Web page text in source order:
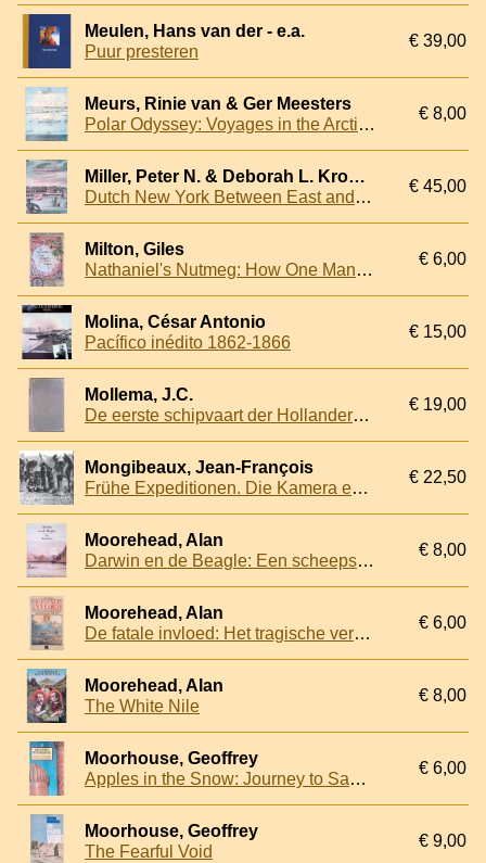
Meulen, Hans van der - e.a.
Puur presteren
€ 39,00
Meurs, Rinie van & Ger Meesters
Polar Odyssey: Voyages in the Arctic and Antarctic
€ 8,00
Miller, Peter N. & Deborah L. Krohn & Marybeth De Filippis
Dutch New York Between East and West: The World of Margrieta Van Varick
€ 45,00
Milton, Giles
Nathaniel's Nutmeg: How One Man's Courage Changed the Course of History
€ 6,00
Molina, César Antonio
Pacífico inédito 1862-1866
€ 15,00
Mollema, J.C.
De eerste schipvaart der Hollanders naar Oost-Indië 1595-1597
€ 19,00
Mongibeaux, Jean-François
Frühe Expeditionen. Die Kamera entdeckt die Welt
€ 22,50
Moorehead, Alan
Darwin en de Beagle: Een scheepsreis naar de oertijd
€ 8,00
Moorehead, Alan
De fatale invloed: Het tragische verhaal van de civilisatie van de stille zuidzee, 1767-184-
€ 6,00
Moorehead, Alan
The White Nile
€ 8,00
Moorhouse, Geoffrey
Apples in the Snow: Journey to Samarkand
€ 6,00
Moorhouse, Geoffrey
The Fearful Void
€ 9,00